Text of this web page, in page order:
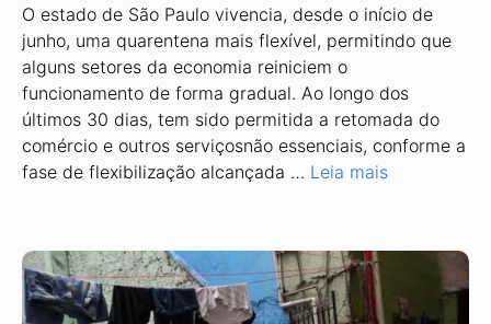
O estado de São Paulo vivencia, desde o início de
junho, uma quarentena mais flexível, permitindo que
alguns setores da economia reiniciem o
funcionamento de forma gradual. Ao longo dos
últimos 30 dias, tem sido permitida a retomada do
comércio e outros serviçosnão essenciais, conforme a
fase de flexibilização alcançada … Leia mais